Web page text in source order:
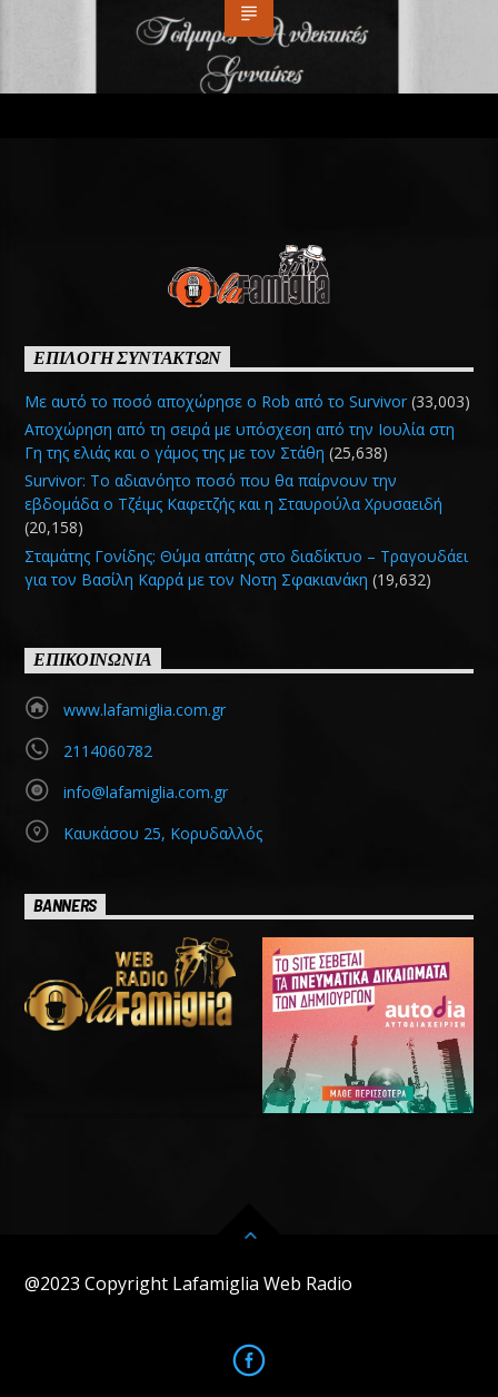
ΕΠΙΛΟΓΗ ΣΥΝΤΑΚΤΩΝ
Με αυτό το ποσό αποχώρησε ο Rob από το Survivor (33,003)
Αποχώρηση από τη σειρά με υπόσχεση από την Ιουλία στη
Γη της ελιάς και ο γάμος της με τον Στάθη (25,638)
Survivor: Το αδιανόητο ποσό που θα παίρνουν την
εβδομάδα ο Τζέιμς Καφετζής και η Σταυρούλα Χρυσαειδή
(20,158)
Σταμάτης Γονίδης: Θύμα απάτης στο διαδίκτυο – Τραγουδάει
για τον Βασίλη Καρρά με τον Νοτη Σφακιανάκη (19,632)
ΕΠΙΚΟΙΝΩΝΙΑ
www.lafamiglia.com.gr
2114060782
info@lafamiglia.com.gr
Καυκάσου 25, Κορυδαλλός
BANNERS
@2023 Copyright Lafamiglia Web Radio